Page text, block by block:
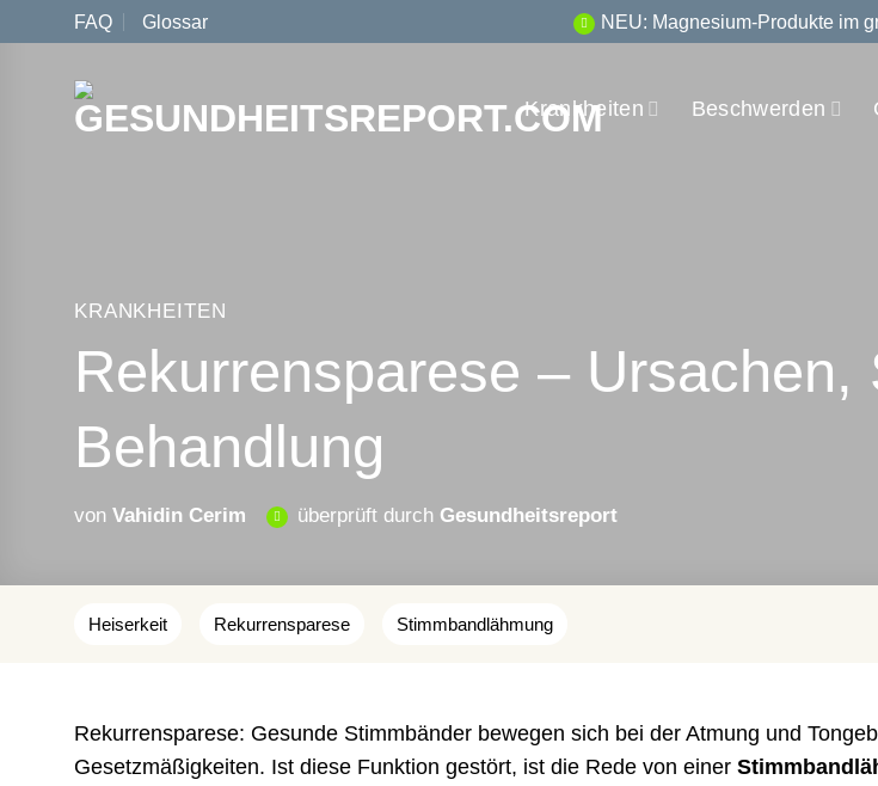
Inhalt
springen
FAQ Glossar NEU: Magnesium-Produkte im
Krankheiten Beschwerden
KRANKHEITEN
Rekurrensparese – Ursachen,
Behandlung
von Vahidin Cerim überprüft durch Gesundheitsreport
Heiserkeit Rekurrensparese Stimmbandlähmung
Rekurrensparese: Gesunde Stimmbänder bewegen sich bei der Atmung und
Gesetzmäßigkeiten. Ist diese Funktion gestört, ist die Rede von einer